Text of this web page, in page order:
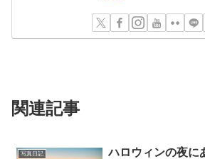
関連記事
写真日記
ハロウィンの夜に